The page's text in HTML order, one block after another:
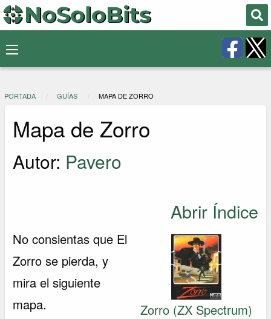
PORTADA GUÍAS MAPA DE ZORRO
Mapa de Zorro
Autor: Pavero
Abrir Índice
Zorro (ZX Spectrum)
No consientas que El
Zorro se pierda, y
mira el siguiente
mapa.